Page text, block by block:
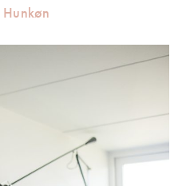
Hunkøn